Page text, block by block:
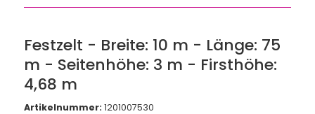
direkt
Festzelt - Breite: 10 m - Länge: 75
m - Seitenhöhe: 3 m - Firsthöhe:
4,68 m
Artikelnummer: 1201007530